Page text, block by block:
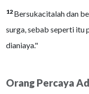
12 Bersukacitalah dan
surga, sebab seperti itu
dianiaya."
Orang Percaya